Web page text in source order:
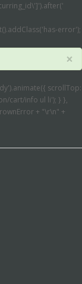
error');
×
scrollTop:
cart/info ul li'); } },
+ "\r\n" +